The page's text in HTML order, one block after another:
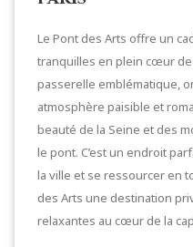
Le Pont des Arts offre un
tranquilles en plein cœur de
passerelle emblématique,
atmosphère paisible et
beauté de la Seine et des
le pont. C’est un endroit
la ville et se ressourcer en
des Arts une destination
relaxantes au cœur de la